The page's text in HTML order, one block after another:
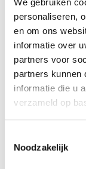
We gebruiken
personaliseren,
en om ons
informatie over
partners voor
partners kunnen
informatie die u
verzameld op
Noodzakelijk
10%
bestelling
10% korting op
Viscollageen
6x 300 gram poeder